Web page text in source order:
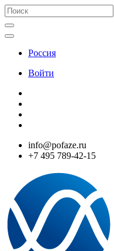
Россия
Войти
info@pofaze.ru
+7 495 789-42-15